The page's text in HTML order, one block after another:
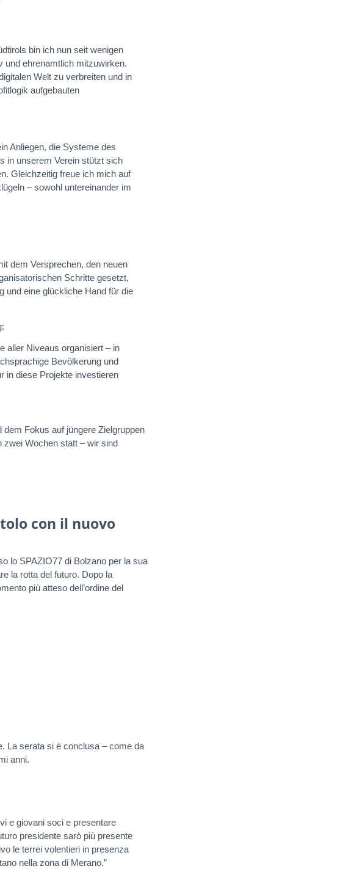
bin ich nun seit wenigen
und ehrenamtlich mitzuwirken.
Welt zu verbreiten und in
aufgebauten
Anliegen, die Systeme des
in unserem Verein stützt sich
Gleichzeitig freue ich mich auf
– sowohl untereinander im
dem Versprechen, den neuen
Schritte gesetzt,
und eine glückliche Hand für die
aller Niveaus organisiert – in
Bevölkerung und
in diese Projekte investieren
Fokus auf jüngere Zielgruppen
zwei Wochen statt – wir sind
con il nuovo
lo SPAZIO77 di Bolzano per la sua
la rotta del futuro. Dopo la
più atteso dell’ordine del
La serata si è conclusa – come da
anni.
e giovani soci e presentare
presidente sarò più presente
le terrei volentieri in presenza
nella zona di Merano.”